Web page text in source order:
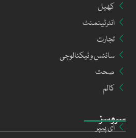
سروسز
ای پیپر
کھیل
انٹرٹینمنٹ
تجارت
سائنس و ٹیکنالوجی
صحت
کالم